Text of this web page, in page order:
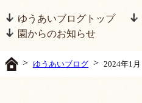
ゆうあいブログトップ
園からのお知らせ
> ゆうあいブログ> 2024年1月